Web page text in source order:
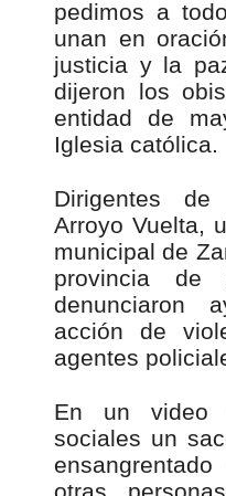
pedimos a
unan en
justicia y la
dijeron los
entidad de
Iglesia católica.
Dirigentes
Arroyo Vuelta,
municipal de
provincia de
denunciaron
acción de
agentes
En un video
sociales un